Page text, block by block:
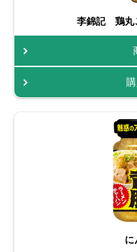
李錦記 鶏丸
に